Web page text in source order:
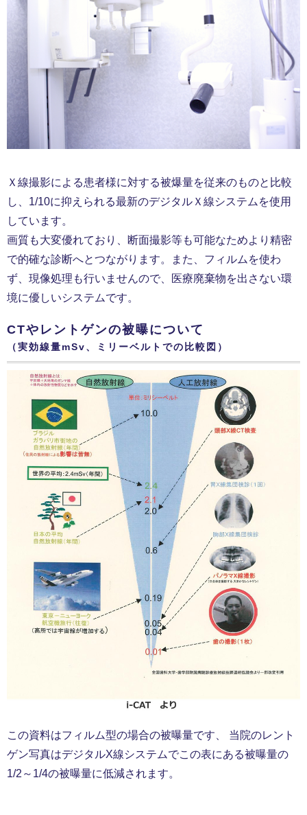
Ｘ線撮影による患者様に対する被爆量を従来のものと比較
し、1/10に抑えられる最新のデジタルＸ線システムを使用
しています。
画質も大変優れており、断面撮影等も可能なためより精密
で的確な診断へとつながります。また、フィルムを使わ
ず、現像処理も行いませんので、医療廃棄物を出さない環
境に優しいシステムです。
CTやレントゲンの被曝について
（実効線量mSv、ミリーベルトでの比較図）
この資料はフィルム型の場合の被曝量です、 当院のレント
ゲン写真はデジタルX線システムでこの表にある被曝量の
1/2～1/4の被曝量に低減されます。